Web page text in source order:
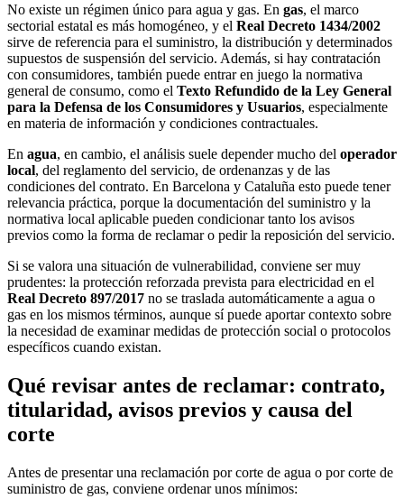
No existe un régimen único para agua y gas. En gas, el marco
sectorial estatal es más homogéneo, y el Real Decreto 1434/2002
sirve de referencia para el suministro, la distribución y determinados
supuestos de suspensión del servicio. Además, si hay contratación
con consumidores, también puede entrar en juego la normativa
general de consumo, como el Texto Refundido de la Ley General
para la Defensa de los Consumidores y Usuarios, especialmente
en materia de información y condiciones contractuales.
En agua, en cambio, el análisis suele depender mucho del operador
local, del reglamento del servicio, de ordenanzas y de las
condiciones del contrato. En Barcelona y Cataluña esto puede tener
relevancia práctica, porque la documentación del suministro y la
normativa local aplicable pueden condicionar tanto los avisos
previos como la forma de reclamar o pedir la reposición del servicio.
Si se valora una situación de vulnerabilidad, conviene ser muy
prudentes: la protección reforzada prevista para electricidad en el
Real Decreto 897/2017 no se traslada automáticamente a agua o
gas en los mismos términos, aunque sí puede aportar contexto sobre
la necesidad de examinar medidas de protección social o protocolos
específicos cuando existan.
Qué revisar antes de reclamar: contrato,
titularidad, avisos previos y causa del
corte
Antes de presentar una reclamación por corte de agua o por corte de
suministro de gas, conviene ordenar unos mínimos: